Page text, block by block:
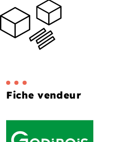
Fiche vendeur